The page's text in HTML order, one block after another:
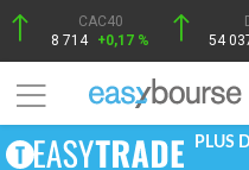
CAC40
8 714 +0,17 %
54
PLUS